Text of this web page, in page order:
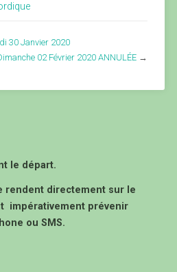
30 Janvier 2020
02 Février 2020 ANNULÉE →
le départ.
rendent directement sur le
impérativement prévenir
ou SMS.